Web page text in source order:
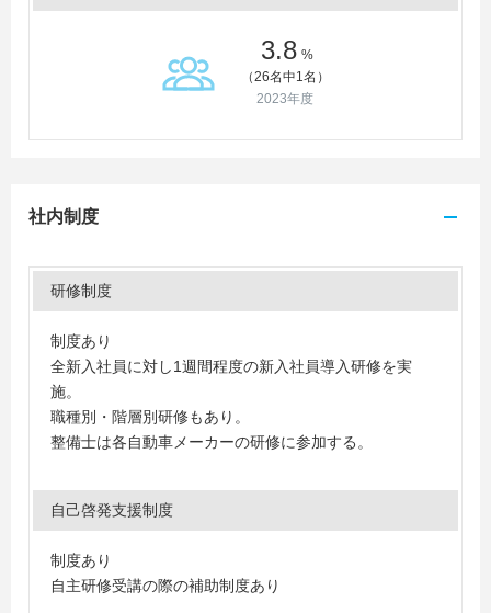
3.8 %
（26名中1名）
2023年度
社内制度
研修制度
制度あり
全新入社員に対し1週間程度の新入社員導入研修を実
施。
職種別・階層別研修もあり。
整備士は各自動車メーカーの研修に参加する。
自己啓発支援制度
制度あり
自主研修受講の際の補助制度あり